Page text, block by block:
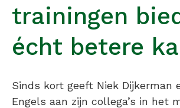
trainingen
écht betere
Sinds kort geeft Niek Dijkerman
Engels aan zijn collega’s in het